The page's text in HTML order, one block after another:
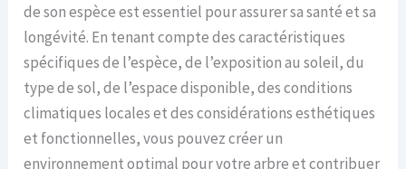
de son espèce est essentiel pour assurer sa santé et sa
longévité. En tenant compte des caractéristiques
spécifiques de l’espèce, de l’exposition au soleil, du
type de sol, de l’espace disponible, des conditions
climatiques locales et des considérations esthétiques
et fonctionnelles, vous pouvez créer un
environnement optimal pour votre arbre et contribuer